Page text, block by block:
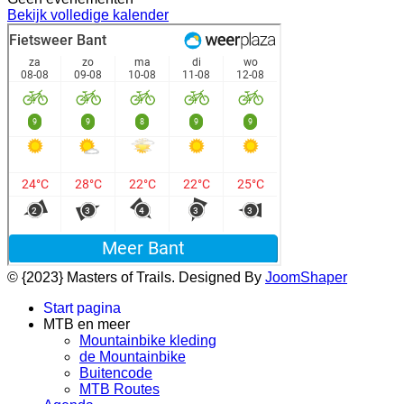
Bekijk volledige kalender
© {2023} Masters of Trails. Designed By JoomShaper
Start pagina
MTB en meer
Mountainbike kleding
de Mountainbike
Buitencode
MTB Routes